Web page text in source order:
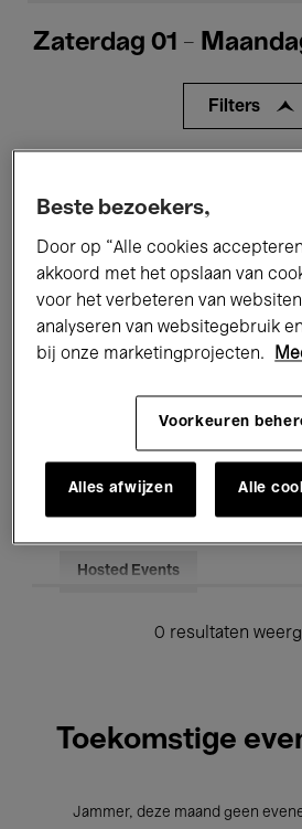
Zaterdag 01 -
Filters
Performances Lezingen
Jazz Klassieke Muziek
Onderwijs Rondleidingen
Hosted Events
0 resultaten
Toekomstige
Jammer, deze maand geen
Beste bezoekers,
Door op “Alle cookies
akkoord met het opslaan van
voor het verbeteren van
analyseren van websitegebruik
bij onze marketingprojecten.
Voorkeuren
Alles afwijzen Alle